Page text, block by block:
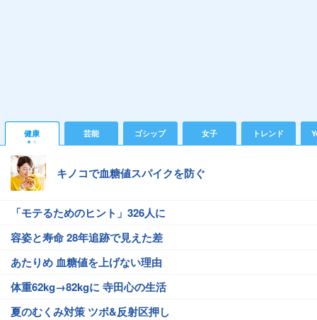
健康 芸能 ゴシップ 女子 トレンド
キノコで血糖値スパイクを防ぐ
「モテるためのヒント」326人に
容姿と寿命 28年追跡で見えた差
あたりめ 血糖値を上げない理由
体重62kg→82kgに 寺田心の生活
夏のむくみ対策 ツボ&反射区押し